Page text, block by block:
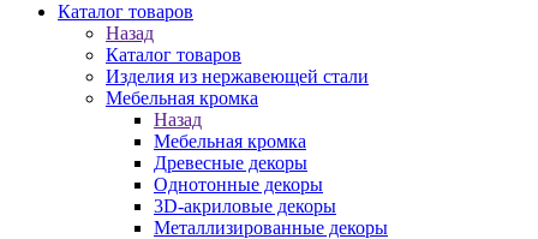
Каталог товаров
Назад
Каталог товаров
Изделия из нержавеющей стали
Мебельная кромка
Назад
Мебельная кромка
Древесные декоры
Однотонные декоры
3D-акриловые декоры
Металлизированные декоры